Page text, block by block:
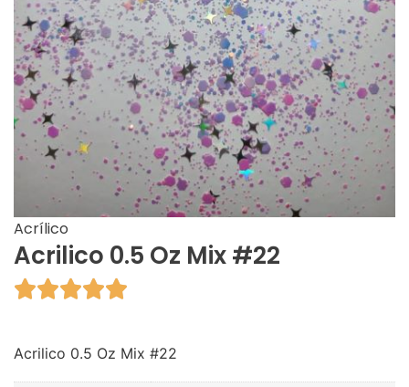
Acrílico
Acrilico 0.5 Oz Mix #22

Acrilico 0.5 Oz Mix #22